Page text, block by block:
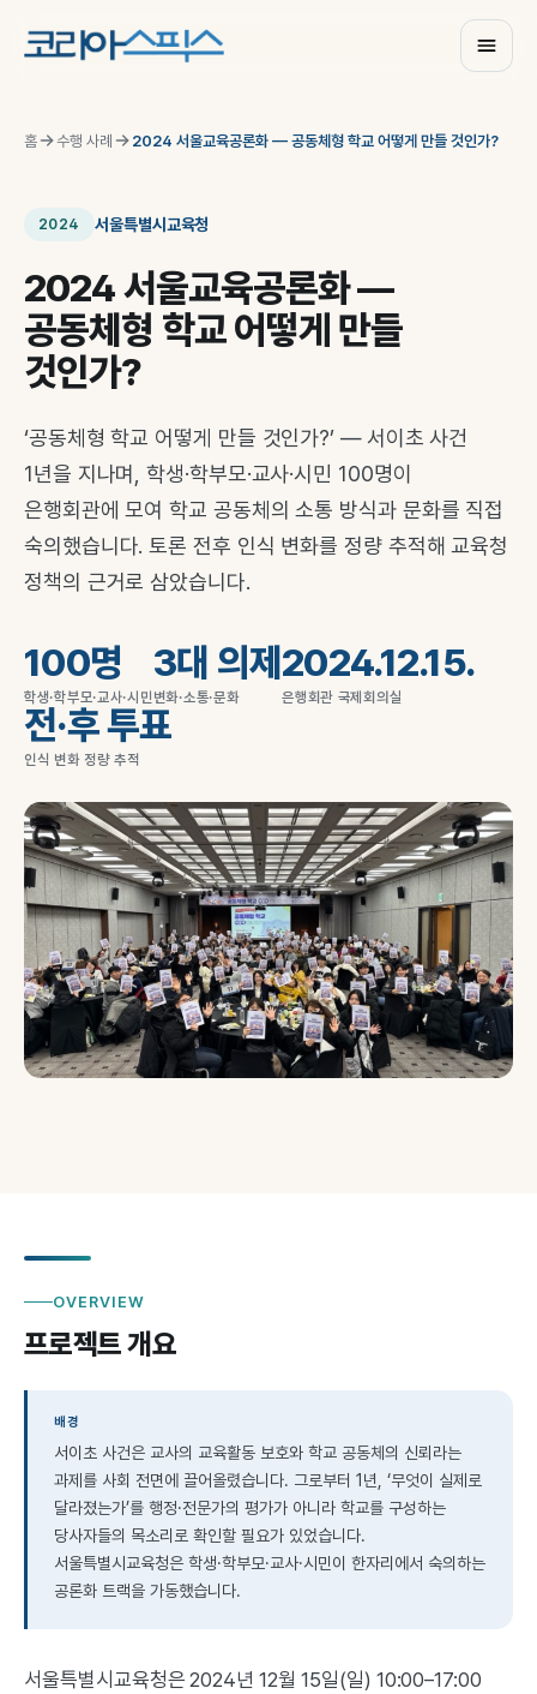
홈 수행 사례 2024 서울교육공론화 — 공동체형 학교 어떻게 만들 것인가?
2024 서울특별시교육청
2024 서울교육공론화 —
공동체형 학교 어떻게 만들
것인가?
‘공동체형 학교 어떻게 만들 것인가?’ — 서이초 사건
1년을 지나며, 학생·학부모·교사·시민 100명이
은행회관에 모여 학교 공동체의 소통 방식과 문화를 직접
숙의했습니다. 토론 전후 인식 변화를 정량 추적해 교육청
정책의 근거로 삼았습니다.
100명
학생·학부모·교사·시민
3대 의제
변화·소통·문화
2024.12.15.
은행회관 국제회의실
전·후 투표
인식 변화 정량 추적
OVERVIEW
프로젝트 개요
배경
서이초 사건은 교사의 교육활동 보호와 학교 공동체의 신뢰라는
과제를 사회 전면에 끌어올렸습니다. 그로부터 1년, ‘무엇이 실제로
달라졌는가’를 행정·전문가의 평가가 아니라 학교를 구성하는
당사자들의 목소리로 확인할 필요가 있었습니다.
서울특별시교육청은 학생·학부모·교사·시민이 한자리에서 숙의하는
공론화 트랙을 가동했습니다.
서울특별시교육청은 2024년 12월 15일(일) 10:00–17:00